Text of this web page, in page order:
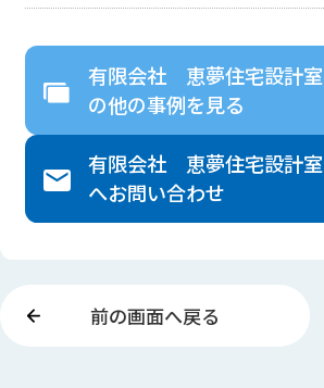
有限会社 恵夢住宅設計室
の他の事例を見る
有限会社 恵夢住宅設計室
へお問い合わせ
前の画面へ戻る